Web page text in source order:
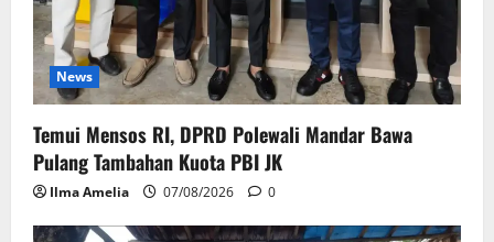
News
Temui Mensos RI, DPRD Polewali Mandar Bawa
Pulang Tambahan Kuota PBI JK
Ilma Amelia 07/08/2026 0